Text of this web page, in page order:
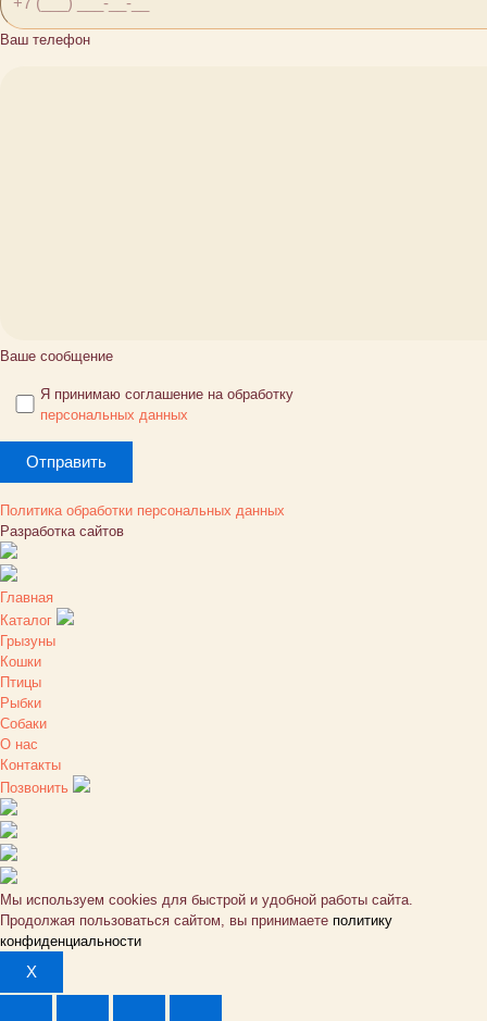
Ваш телефон
Ваше сообщение
Я принимаю соглашение на обработку
персональных данных
Политика обработки персональных данных
Разработка сайтов
Главная
Каталог
Грызуны
Кошки
Птицы
Рыбки
Собаки
О нас
Контакты
Позвонить
Мы используем cookies для быстрой и удобной работы сайта.
Продолжая пользоваться сайтом, вы принимаете политику
конфиденциальности
X